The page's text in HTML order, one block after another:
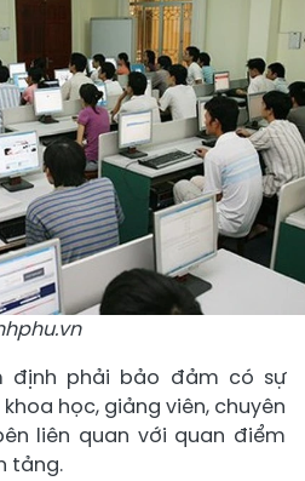
định phải bảo đảm có sự
học, giảng viên, chuyên
liên quan với quan điểm
tảng.